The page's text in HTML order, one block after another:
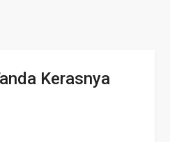
Kerasnya